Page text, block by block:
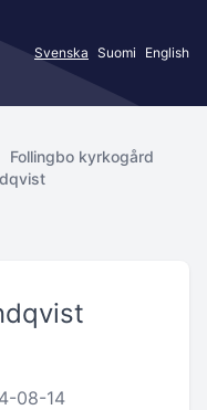
Svenska Suomi English
Follingbo kyrkogård
08-14